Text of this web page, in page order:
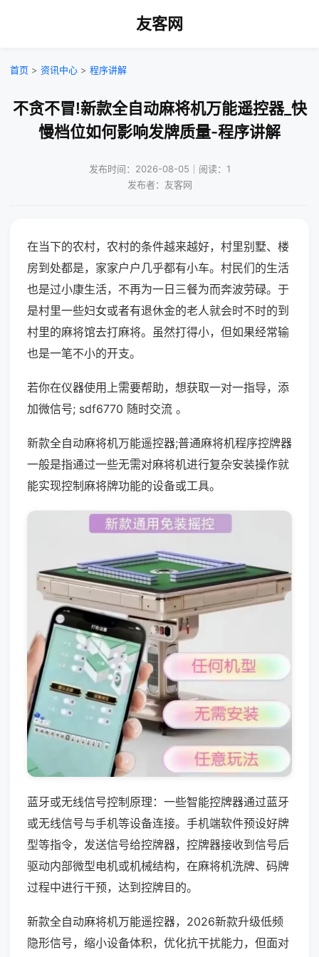
友客网
首页 > 资讯中心 > 程序讲解
不贪不冒!新款全自动麻将机万能遥控器_快
慢档位如何影响发牌质量-程序讲解
发布时间：2026-08-05｜阅读：1
发布者：友客网
在当下的农村，农村的条件越来越好，村里别墅、楼
房到处都是，家家户户几乎都有小车。村民们的生活
也是过小康生活，不再为一日三餐为而奔波劳碌。于
是村里一些妇女或者有退休金的老人就会时不时的到
村里的麻将馆去打麻将。虽然打得小，但如果经常输
也是一笔不小的开支。
若你在仪器使用上需要帮助，想获取一对一指导，添
加微信号; sdf6770 随时交流 。
新款全自动麻将机万能遥控器;普通麻将机程序控牌器
一般是指通过一些无需对麻将机进行复杂安装操作就
能实现控制麻将牌功能的设备或工具。
蓝牙或无线信号控制原理：一些智能控牌器通过蓝牙
或无线信号与手机等设备连接。手机端软件预设好牌
型等指令，发送信号给控牌器，控牌器接收到信号后
驱动内部微型电机或机械结构，在麻将机洗牌、码牌
过程中进行干预，达到控牌目的。
新款全自动麻将机万能遥控器，2026新款升级低频
隐形信号，缩小设备体积，优化抗干扰能力，但面对